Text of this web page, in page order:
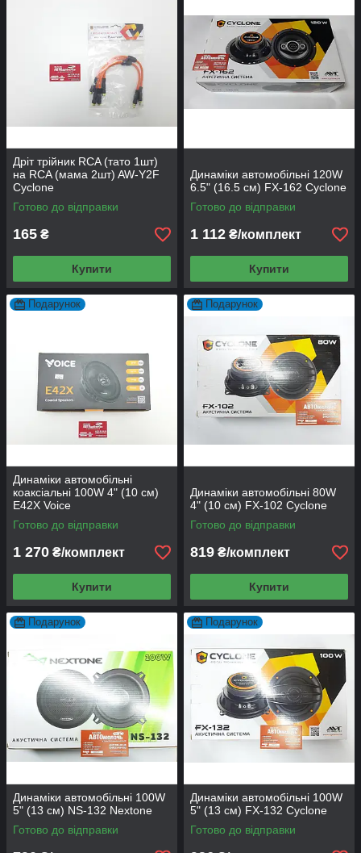
Дріт трійник RCA (тато 1шт)
на RCA (мама 2шт) AW-Y2F
Cyclone
Готово до відправки
165 ₴
Купити
Динаміки автомобільні 120W
6.5" (16.5 см) FX-162 Cyclone
Готово до відправки
1 112 ₴/комплект
Купити
Подарунок
Динаміки автомобільні
коаксіальні 100W 4" (10 см)
Е42Х Voice
Готово до відправки
1 270 ₴/комплект
Купити
Подарунок
Динаміки автомобільні 80W
4" (10 см) FX-102 Cyclone
Готово до відправки
819 ₴/комплект
Купити
Подарунок
Динаміки автомобільні 100W
5" (13 см) NS-132 Nextone
Готово до відправки
Подарунок
Динаміки автомобільні 100W
5" (13 см) FX-132 Cyclone
Готово до відправки